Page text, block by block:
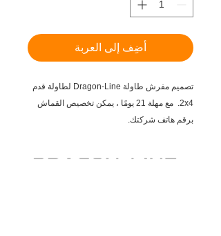
أضِف إلى العربة
تصميم مفرش طاولة Dragon-Line لطاولة قدم
2x4. مع مهلة 21 يومًا ، يمكن تخصيص القماش
برقم هاتف شركتك.